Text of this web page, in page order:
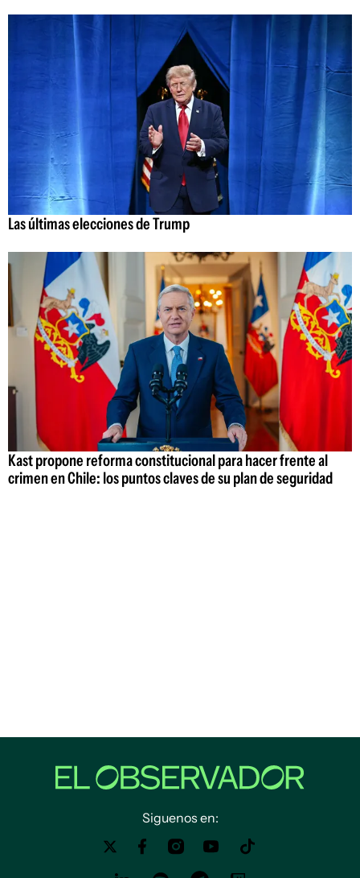
Las últimas elecciones de Trump
Kast propone reforma constitucional para hacer frente al
crimen en Chile: los puntos claves de su plan de seguridad
Siguenos en: